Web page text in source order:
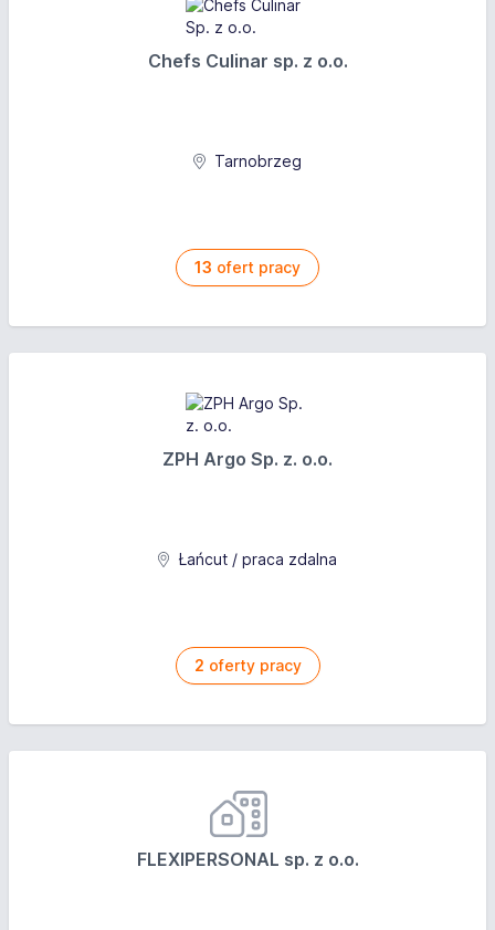
Chefs Culinar sp. z o.o.
Tarnobrzeg
13 ofert pracy
ZPH Argo Sp. z. o.o.
Łańcut / praca zdalna
2 oferty pracy
FLEXIPERSONAL sp. z o.o.